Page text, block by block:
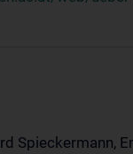
Spieckermann,